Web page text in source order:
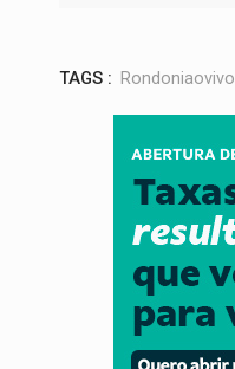
TAGS : Rondoniaovivo